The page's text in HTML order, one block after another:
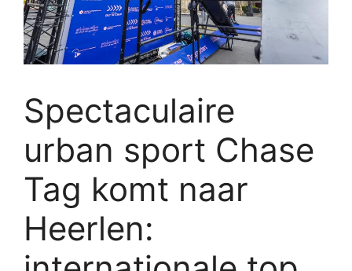
Spectaculaire
urban sport Chase
Tag komt naar
Heerlen: